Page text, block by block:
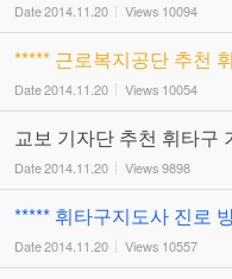
Date2014.11.20 Views 10094
***** 근로복지공단 추천
Date2014.11.20 Views 10054
교보 기자단 추천 휘타구
Date2014.11.20 Views9898
***** 휘타구지도사 진로
Date2014.11.20 Views 10557